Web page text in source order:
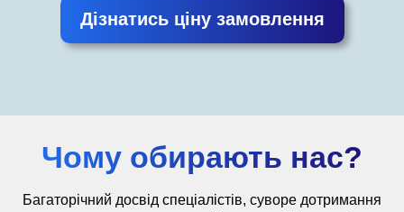
Дізнатись ціну замовлення
Чому обирають нас?
Багаторічний досвід спеціалістів, суворе дотримання